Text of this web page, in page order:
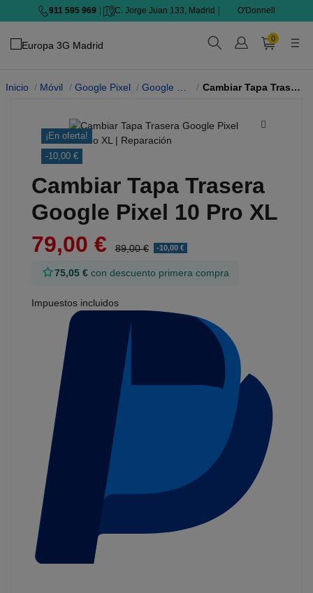
911 595 969 C. Jorge Juan 133, Madrid O'Donnell
0
Inicio Móvil Google Pixel Cambiar Tapa Trasera
¡En oferta!
-10,00 €
Cambiar Tapa Trasera
Google Pixel 10 Pro XL
79,00 €
89,00 € -10,00 €
75,05 € con descuento primera compra
Impuestos incluidos